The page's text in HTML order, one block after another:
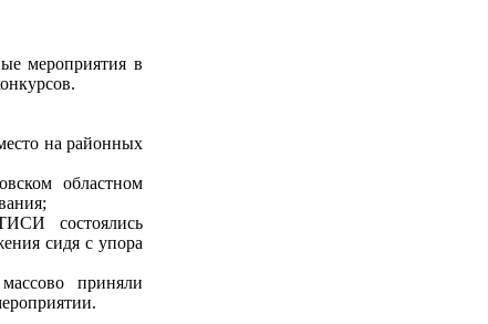
мероприятия в
на районных
областном
состоялись
сидя с упора
приняли